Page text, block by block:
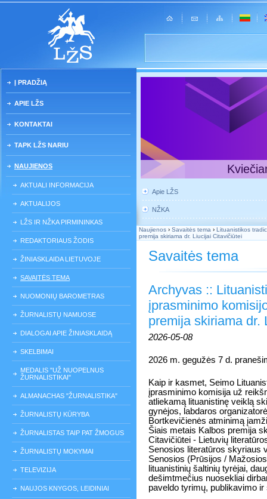
Į PRADŽIĄ
APIE LŽS
KONTAKTAI
TAPK LŽS NARIU
NAUJIENOS
AKTUALI INFORMACIJA
AKTUALIJOS
LŽS IR NŽKA PIRMININKAS
REDAKTORIAUS ŽODIS
ŽINIASKLAIDA LIETUVOJE
SAVAITĖS TEMA
NUOMONIŲ BAROMETRAS
ŽURNALISTŲ NAMUOSE
DIALOGAI APIE ŽINIASKLAIDĄ
SKELBIMAI
MEDALIS "UŽ NUOPELNUS
ŽURNALISTIKAI"
ALMANACHAS "ŽURNALISTIKA"
ŽURNALISTŲ KŪRYBA
ŽURNALISTAS TAIP PAT ŽMOGUS
ŽURNALISTŲ MOKYMAI
TELEVIZIJA
NAUJOS KNYGOS, LEIDINIAI
Apie LŽS
NŽKA
Naujienos › Savaitės tema › Lituanistikos
premija skiriama dr. Liucijai Citavičiūtei
Savaitės tema
Archyvas ::
įprasminimo
premija skiriama dr.
2026-05-08
2026 m. gegužės 7 d.
Kaip ir kasmet, Seimo
įprasminimo komisija už
atliekamą lituanistinę veiklą
gynėjos, labdaros
Bortkevičienės atminimą
Šiais metais Kalbos premija
Citavičiūtei - Lietuvių
Senosios literatūros skyriaus
Senosios (Prūsijos /
lituanistinių šaltinių tyrėjai,
dešimtmečius nuosekliai
paveldo tyrimų, publikavimo